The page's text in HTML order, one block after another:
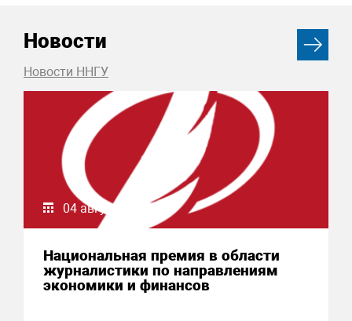
Новости
Новости ННГУ
04 августа 2026
Национальная премия в области
журналистики по направлениям
экономики и финансов